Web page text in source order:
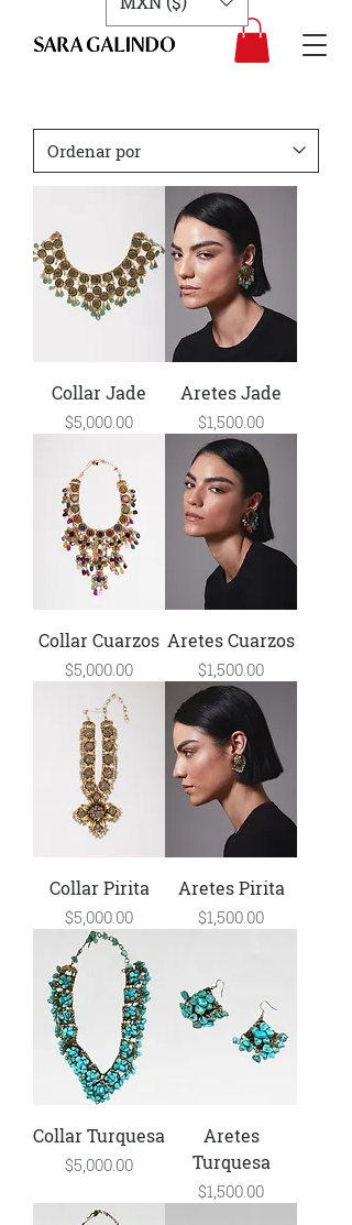
Collar Jade
Precio
$5,000.00
Aretes Jade
Precio
$1,500.00
Collar Cuarzos
Precio
$5,000.00
Aretes Cuarzos
Precio
$1,500.00
Collar Pirita
Precio
$5,000.00
Aretes Pirita
Precio
$1,500.00
Collar Turquesa
Precio
$5,000.00
Aretes
Turquesa
Precio
$1,500.00